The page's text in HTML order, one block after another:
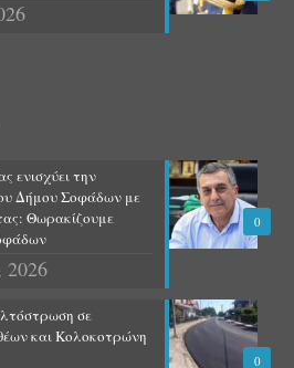
0
ενισχύει την
Δήμου Σοφάδων με
Θωρακίζουμε
0
σε
και Κολοκοτρώνη